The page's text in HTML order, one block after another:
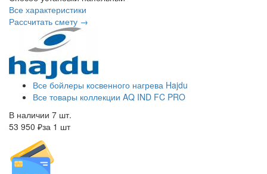
Все характеристики
Рассчитать смету →
Все бойлеры косвенного нагрева Hajdu
Все товары коллекции AQ IND FC PRO
В наличии 7 шт.
53 950 ₽за 1 шт